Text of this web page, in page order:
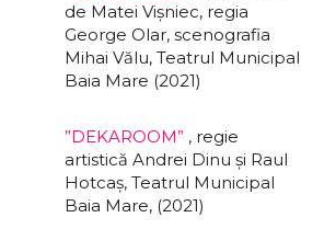
de Matei Vișniec, regia
George Olar, scenografia
Mihai Vălu, Teatrul Municipal
Baia Mare (2021)
”DEKAROOM” , regie
artistică Andrei Dinu și Raul
Hotcaș, Teatrul Municipal
Baia Mare, (2021)